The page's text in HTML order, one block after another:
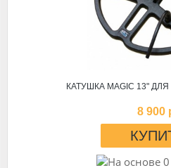
КАТУШКА MAGIC 13" ДЛЯ
8 900